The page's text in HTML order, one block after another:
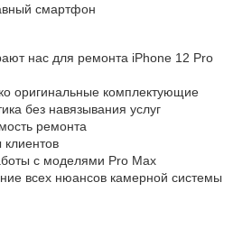
смартфон
нас для ремонта iPhone 12 Pro
оригинальные комплектующие
без навязывания услуг
ремонта
с моделями Pro Max
всех нюансов камерной системы